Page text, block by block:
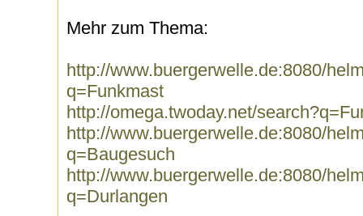
Mehr zum Thema:
http://www.buergerwelle.de:8080/
q=Funkmast
http://omega.twoday.net/
http://www.buergerwelle.de:8080/
q=Baugesuch
http://www.buergerwelle.de:8080/
q=Durlangen